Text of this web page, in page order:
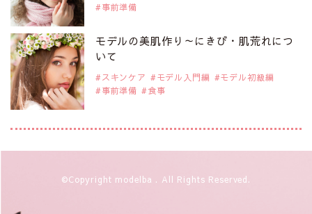
2019年9月29日
注目モデルを1名追加いたしました。
是非ご覧ください。
注目モデル CHIHARUさん
2019年9月29日
注目モデルを1名追加いたしました。
2019年9月29日
注目モデルを1名追加いたしました。
事前準備
モデルの美肌作り～にきび・肌荒れにつ
いて
スキンケア モデル入門編
モデル初級編
事前準備
食事
©Copyright modelba . All Rights Reserved.